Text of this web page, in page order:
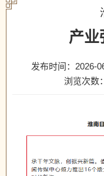
产业
发布时间：2026-
浏览次数：